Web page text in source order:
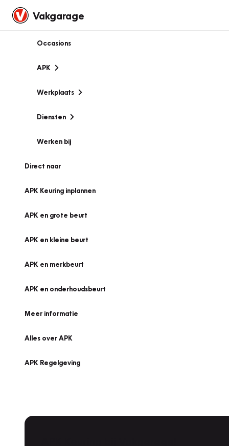
Vakgarage
Occasions
APK
Werkplaats
Diensten
Werken bij
Direct naar
APK Keuring inplannen
APK en grote beurt
APK en kleine beurt
APK en merkbeurt
APK en onderhoudsbeurt
Meer informatie
Alles over APK
APK Regelgeving